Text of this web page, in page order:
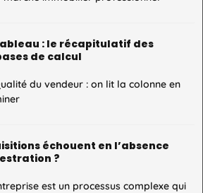
: le récapitulatif des
de calcul
du vendeur : on lit la colonne en
échouent en l’absence
?
est un processus complexe qui